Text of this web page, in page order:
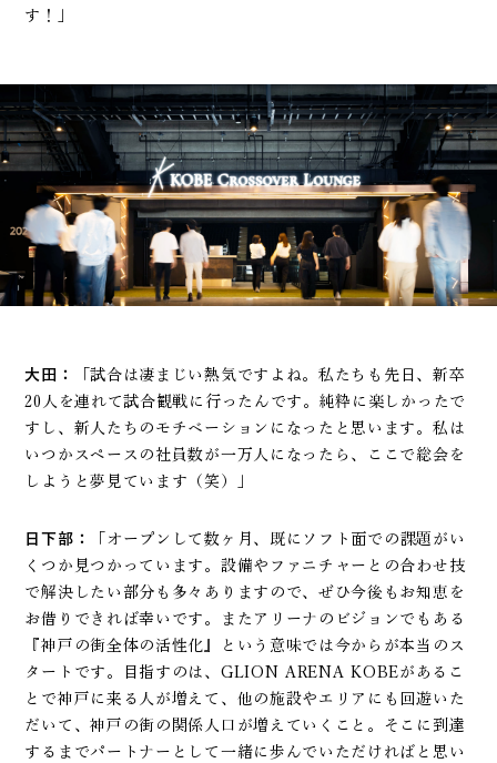
す！」
大田：
「試合は凄まじい熱気ですよね。私たちも先日、新卒
20人を連れて試合観戦に行ったんです。純粋に楽しかったで
すし、新人たちのモチベーションになったと思います。私は
いつかスペースの社員数が一万人になったら、ここで総会を
しようと夢見ています（笑）」
日下部：
「オープンして数ヶ月、既にソフト面での課題がい
くつか見つかっています。設備やファニチャーとの合わせ技
で解決したい部分も多々ありますので、ぜひ今後もお知恵を
お借りできれば幸いです。またアリーナのビジョンでもある
『神戸の街全体の活性化』という意味では今からが本当のス
タートです。目指すのは、GLION ARENA KOBEがあるこ
とで神戸に来る人が増えて、他の施設やエリアにも回遊いた
だいて、神戸の街の関係人口が増えていくこと。そこに到達
するまでパートナーとして一緒に歩んでいただければと思い